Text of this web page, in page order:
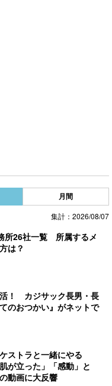
月間
集計：2026/08/07
所26社一覧 所属するメ
は？
！ カジサック長男・長
のおつかい』がネットで
ストラと一緒にやる
立った」「感動」と
動画に大反響